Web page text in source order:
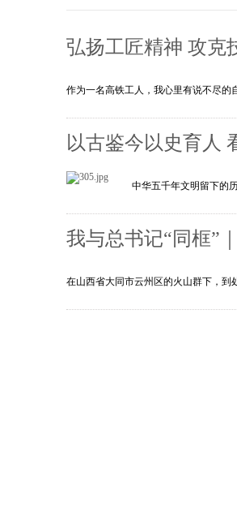
弘扬工匠精神 攻克
作为一名高铁工人，我心里有说不尽的
以古鉴今以史育人
中华五千年文明留下的
我与总书记“同框”
在山西省大同市云州区的火山群下，到